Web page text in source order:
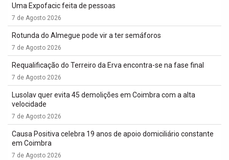
Uma Expofacic feita de pessoas
7 de Agosto 2026
Rotunda do Almegue pode vir a ter semáforos
7 de Agosto 2026
Requalificação do Terreiro da Erva encontra-se na fase final
7 de Agosto 2026
Lusolav quer evita 45 demolições em Coimbra com a alta
velocidade
7 de Agosto 2026
Causa Positiva celebra 19 anos de apoio domiciliário constante
em Coimbra
7 de Agosto 2026